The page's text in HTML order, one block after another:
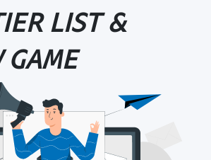
LIST &
GAME